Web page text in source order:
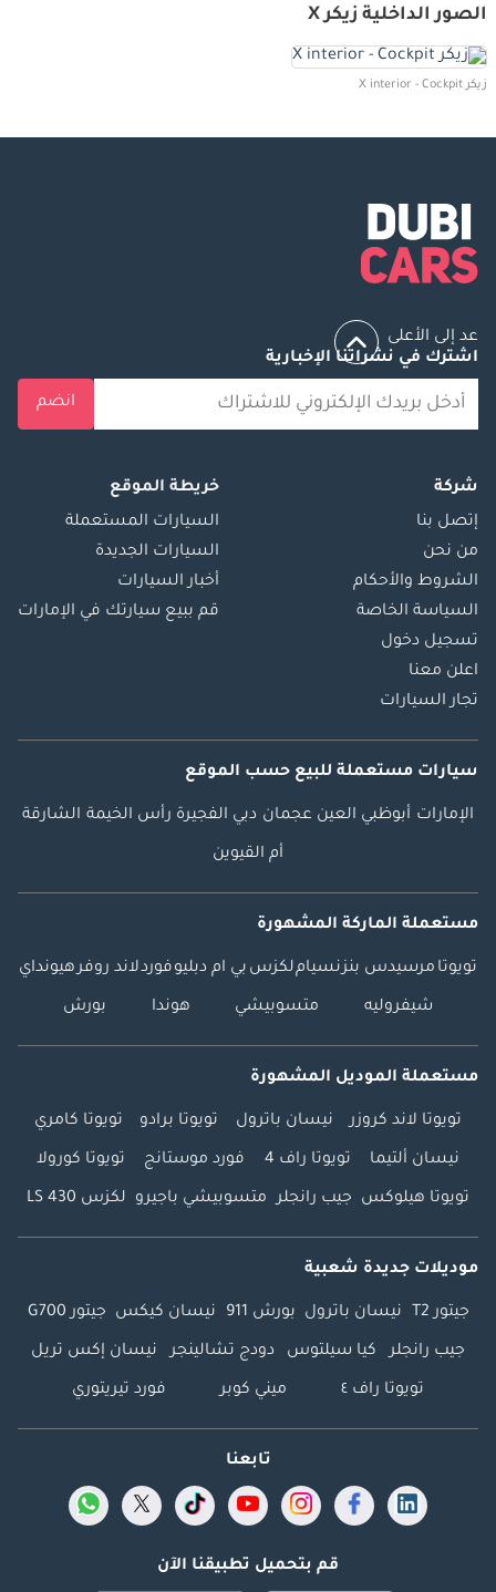
الصور الداخلية زيكر X
زيكر X interior - Cockpit
عد إلى الأعلى
اشترك في نشراتنا الإخبارية
انضم
شركة
إتصل بنا
من نحن
الشروط والأحكام
السياسة الخاصة
تسجيل دخول
اعلن معنا
تجار السيارات
خريطة الموقع
السيارات المستعملة
السيارات الجديدة
أخبار السيارات
قم ببيع سيارتك في الإمارات
سيارات مستعملة للبيع حسب الموقع
الإمارات أبوظبي العين عجمان دبي الفجيرة رأس الخيمة الشارقة
أم القيوين
مستعملة الماركة المشهورة
تويوتا مرسيدس بنزنسياملكزس بي ام دبليوفوردلاند روفرهيونداي
شيفروليه متسوبيشي هوندا بورش
مستعملة الموديل المشهورة
تويوتا لاند كروزر نيسان باترول تويوتا برادو تويوتا كامري
نيسان ألتيما تويوتا راف 4 فورد موستانج تويوتا كورولا
تويوتا هيلوكس جيب رانجلر متسوبيشي باجيرو لكزس LS 430
موديلات جديدة شعبية
جيتور T2 نيسان باترول بورش 911 نيسان كيكس جيتور G700
جيب رانجلر كيا سيلتوس دودج تشالينجر نيسان إكس تريل
تويوتا راف ٤ ميني كوبر فورد تيريتوري
تابعنا
قم بتحميل تطبيقنا الآن